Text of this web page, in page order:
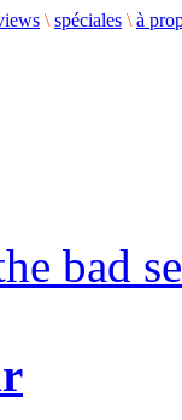
\ spéciales \ à
bad